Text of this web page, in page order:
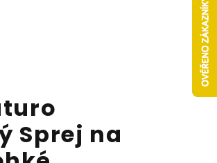
Sprej na